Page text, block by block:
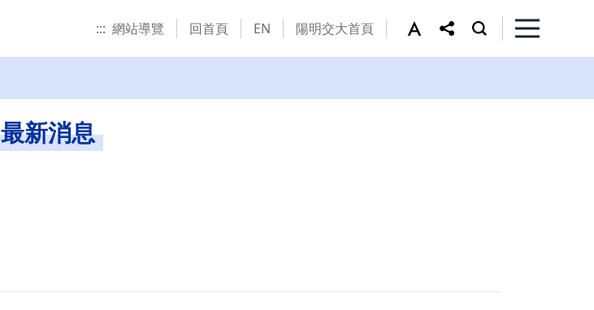
::: 網站導覽 回首頁 EN 陽明交大首頁
最新消息